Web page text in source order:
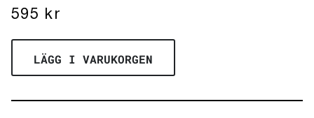
595 kr
LÄGG I VARUKORGEN